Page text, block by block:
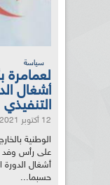
سياسة
لعمامرة
التنفيذي
12 أكتوبر 2021
الوطنية
على رأس وفد
حسبما...